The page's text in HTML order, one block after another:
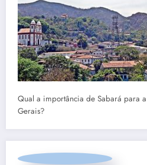
Qual a importância de Sabará para
Gerais?